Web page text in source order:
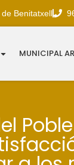
Benitatxell
MUNICIPAL